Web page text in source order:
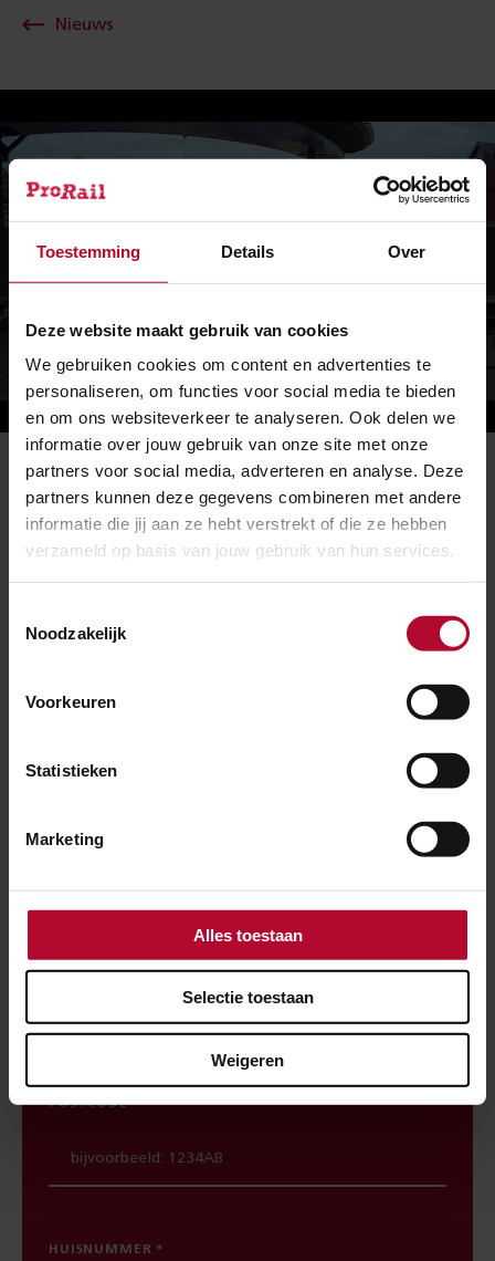
Toestemming Details Over
Deze website maakt gebruik van cookies
We gebruiken cookies om content en advertenties te
personaliseren, om functies voor social media te bieden
en om ons websiteverkeer te analyseren. Ook delen we
informatie over jouw gebruik van onze site met onze
partners voor social media, adverteren en analyse. Deze
partners kunnen deze gegevens combineren met andere
informatie die jij aan ze hebt verstrekt of die ze hebben
verzameld op basis van jouw gebruik van hun services.
Noodzakelijk
Voorkeuren
Statistieken
Marketing
Alles toestaan
Selectie toestaan
Weigeren
Nieuws
Timelapse opvijzelen en inrijden Busbrug Zwolle
Geef toestemming voor voorkeuren om deze
Heb je afgelopen dagen het inrijden van de busbrug
gemist en wil je toch weten hoe dit is verlopen? Bekijk
Ben je tevreden over de informatie op
deze pagina?
POSTCODE
HUISNUMMER